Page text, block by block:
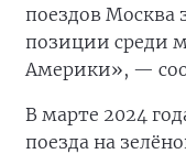
поездов
позиции среди
Америки», —
В марте 2024
поезда на